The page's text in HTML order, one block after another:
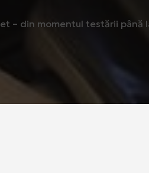
– din momentul testării până